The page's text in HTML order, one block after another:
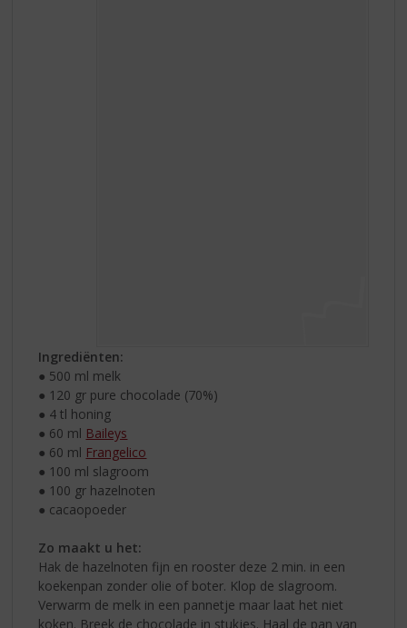
Ingrediënten:
● 500 ml melk
● 120 gr pure chocolade (70%)
● 4 tl honing
● 60 ml Baileys
● 60 ml Frangelico
● 100 ml slagroom
● 100 gr hazelnoten
● cacaopoeder
Zo maakt u het:
Hak de hazelnoten fijn en rooster deze 2 min. in een
koekenpan zonder olie of boter. Klop de slagroom.
Verwarm de melk in een pannetje maar laat het niet
koken. Breek de chocolade in stukjes. Haal de pan van